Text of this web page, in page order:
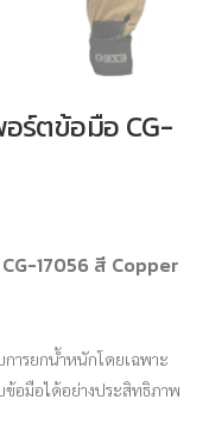
ร์ตข้อมือ CG-
17056 สี Copper
ารยกน้ำหนักโดยเฉพาะ
อมือได้อย่างประสิทธิภาพ